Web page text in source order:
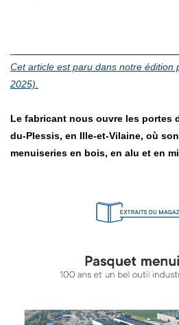
Cet article est paru dans notre édition
2025).
Le fabricant nous ouvre les portes
du-Plessis, en Ille-et-Vilaine, où
menuiseries en bois, en alu et en